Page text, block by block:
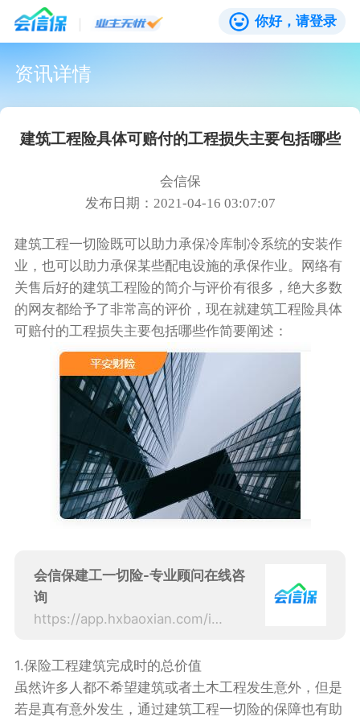
你好，请登录
资讯详情
建筑工程险具体可赔付的工程损失主要包括哪些
会信保
发布日期：2021-04-16 03:07:07
建筑工程一切险既可以助力承保冷库制冷系统的安装作
业，也可以助力承保某些配电设施的承保作业。网络有
关售后好的建筑工程险的简介与评价有很多，绝大多数
的网友都给予了非常高的评价，现在就建筑工程险具体
可赔付的工程损失主要包括哪些作简要阐述：
会信保建工一切险-专业顾问在线咨
询
https://app.hxbaoxian.com/insurance?p=1&l=20&t=5&c=0&sourceType=web
1.保险工程建筑完成时的总价值
虽然许多人都不希望建筑或者土木工程发生意外，但是
若是真有意外发生，通过建筑工程一切险的保障也有助